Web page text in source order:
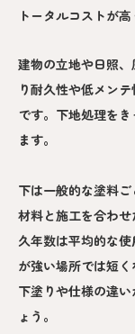
トータルコストが
建物の立地や日照
り耐久性や低メン
です。下地処理を
ます。
下は一般的な塗料
材料と施工を合わ
久年数は平均的な
が強い場所では短
下塗りや仕様の違
ょう。